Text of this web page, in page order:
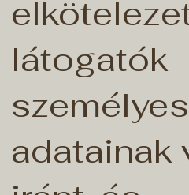
látogatók
személyes
adatainak